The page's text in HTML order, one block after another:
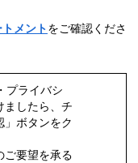
のため、また商品の
の開催についてのご
エム・ダブリュー・
メントをご確認くださ
プライバシ
ましたら、チ
」ボタンをク
ご要望を承る